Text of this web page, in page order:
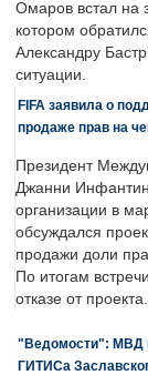
Омаров встал на
котором
Александру
ситуации.
FIFA заявила о
продаже прав на
Президент
Джанни
организации в
обсуждался
продажи доли
По итогам
отказе от проекта.
"Ведомости": МВД
ГИТИСа